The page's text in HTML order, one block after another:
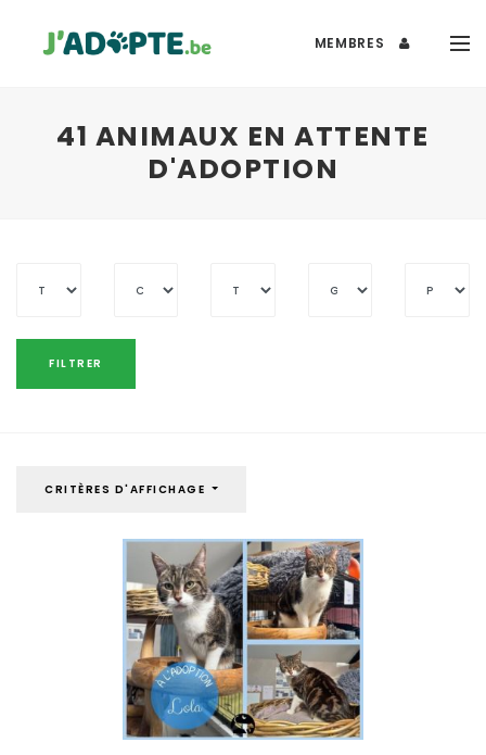
MEMBRES
41 ANIMAUX EN ATTENTE
D'ADOPTION
CRITÈRES D'AFFICHAGE